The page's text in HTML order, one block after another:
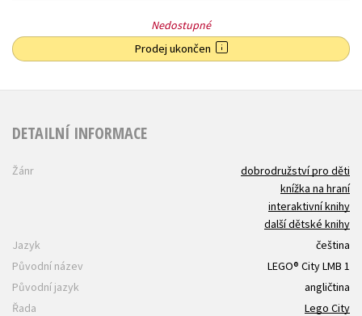
Nedostupné
Prodej ukončen
DETAILNÍ INFORMACE
Žánr
dobrodružství pro děti
knížka na hraní
interaktivní knihy
další dětské knihy
Jazyk
čeština
Původní název
LEGO® City LMB 1
Původní jazyk
angličtina
Řada
Lego City